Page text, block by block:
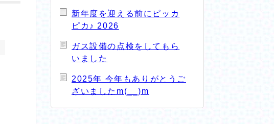
新年度を迎える前にピッカ
ピカ♪ 2026
ガス設備の点検をしてもら
いました
2025年 今年もありがとうご
ざいましたm(__)m